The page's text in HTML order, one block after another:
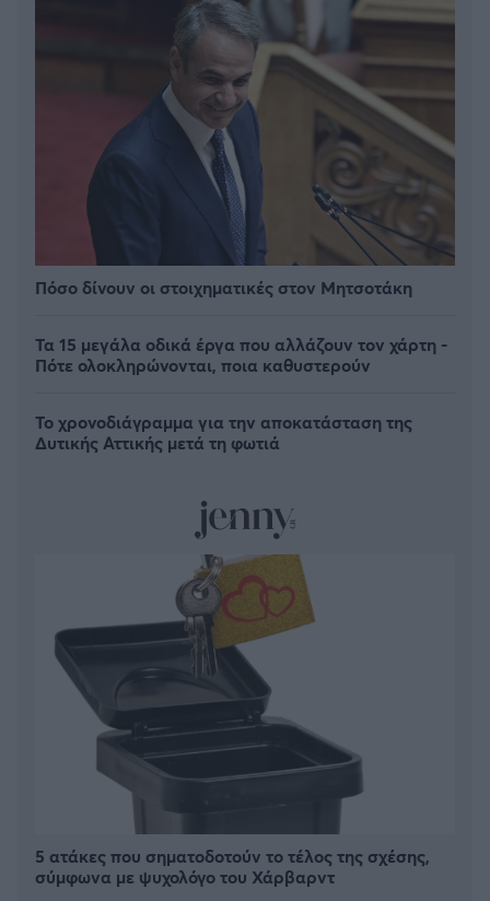
Πόσο δίνουν οι στοιχηματικές στον Μητσοτάκη
Τα 15 μεγάλα οδικά έργα που αλλάζουν τον χάρτη -
Πότε ολοκληρώνονται, ποια καθυστερούν
Το χρονοδιάγραμμα για την αποκατάσταση της
Δυτικής Αττικής μετά τη φωτιά
5 ατάκες που σηματοδοτούν το τέλος της σχέσης,
σύμφωνα με ψυχολόγο του Χάρβαρντ